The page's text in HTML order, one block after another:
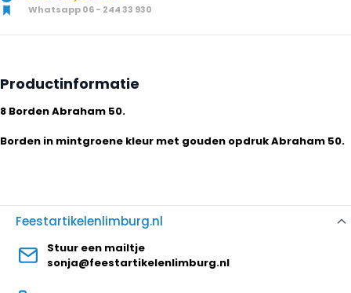
Whatsapp 06 - 244 33 930
Productinformatie
8 Borden Abraham 50.
Borden in mintgroene kleur met gouden opdruk Abraham 50.
Feestartikelenlimburg.nl
Stuur een mailtje
sonja@feestartikelenlimburg.nl